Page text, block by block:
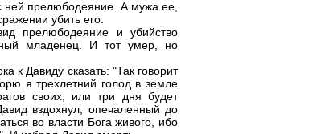
ней прелюбодеяние. А мужа ее,
убить его.
прелюбодеяние и убийство
младенец. И тот умер, но
к Давиду сказать: "Так говорит
я трехлетний голод в земле
своих, или три дня будет
вздохнул, опечаленный до
во власти Бога живого, ибо